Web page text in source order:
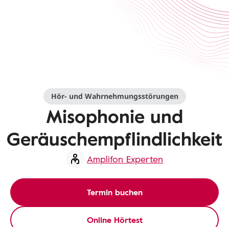
Hör- und Wahrnehmungsstörungen
Misophonie und
Geräuschempflindlichkeit
Amplifon Experten
Termin buchen
Online Hörtest